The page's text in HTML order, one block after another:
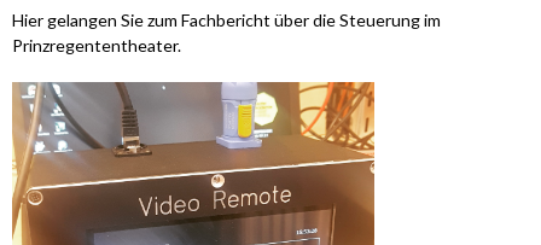
Hier gelangen Sie zum Fachbericht über die Steuerung im
Prinzregententheater.